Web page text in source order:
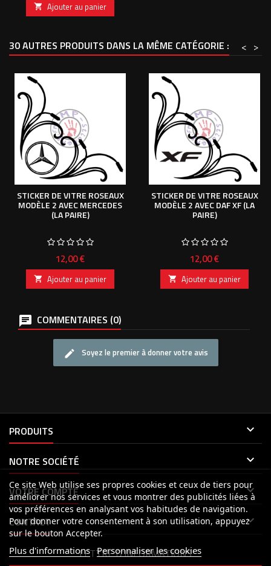
 Ajouter au panier
30 AUTRES PRODUITS DANS LA MÊME CATÉGORIE : >
<
STICKER DE VITRE ROSEAUX
MODÈLE 2 AVEC MERCEDES
(LA PAIRE)
Prix
12,00 €
 Ajouter au panier
STICKER DE VITRE ROSEAUX
MODÈLE 2 AVEC DAF XF (LA
PAIRE)
Prix
12,00 €
 Ajouter au panier
COMMENTAIRES (0)
Soyez le premier à donner votre avis
PRODUITS 
NOTRE SOCIÉTÉ 
VOTRE COMPTE 
CONTACT 
Ce site Web utilise ses propres cookies et ceux de tiers pour
améliorer nos services et vous montrer des publicités liées à
vos préférences en analysant vos habitudes de navigation.
Pour donner votre consentement à son utilisation, appuyez
sur le bouton Accepter.
Plus d'informations Personnaliser les cookies
LETTRE D'INFORMATIONS